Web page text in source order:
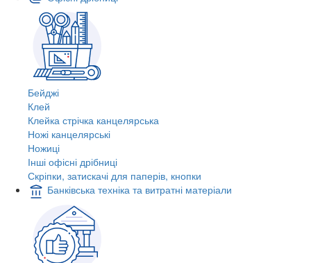
Бейджі
Клей
Клейка стрічка канцелярська
Ножі канцелярські
Ножиці
Інші офісні дрібниці
Скріпки, затискачі для паперів, кнопки
Банківська техніка та витратні матеріали